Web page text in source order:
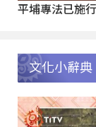
平埔專法已施
文化小辭典